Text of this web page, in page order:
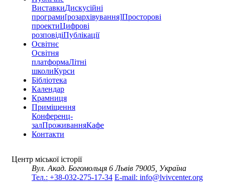
ВиставкиДискусійні
програми[розархівування]Просторові
проектиЦифрові
розповідіПублікації
Освітнє
Освітня
платформаЛітні
школиКурси
Бібліотека
Календар
Крамниця
Приміщення
Конференц-
залПроживанняКафе
Контакти
Центр міської історії
Вул. Акад. Богомольця 6 Львів 79005, Україна
Тел.: +38-032-275-17-34 E-mail: info@lvivcenter.org